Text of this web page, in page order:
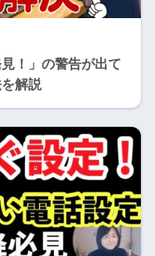
！」の警告が出て
解説